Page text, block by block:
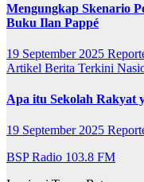
Mengungkap Skenario
Buku Ilan Pappé
19 September 2025
Artikel Berita Terkini
Apa itu Sekolah Rakyat
19 September 2025
BSP Radio 103.8 FM